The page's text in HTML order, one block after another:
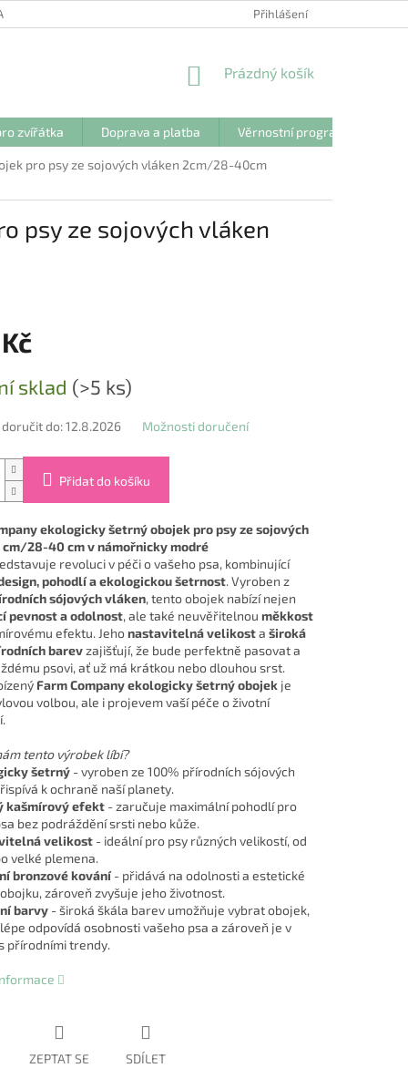
OSOBNÍCH ÚDAJŮ Přihlášení
NÁKUPNÍ
Prázdný košík
zvířátka Doprava a platba Věrnostní program
pro psy ze sojových vláken 2cm/28-40cm
psy ze sojových vláken
sklad (>5 ks)
do: 12.8.2026 Možnosti doručení
Přidat do košíku
ekologicky šetrný obojek pro psy ze sojových
28-40 cm v námořnicky modré
revoluci v péči o vašeho psa, kombinující
pohodlí a ekologickou šetrnost. Vyroben z
sójových vláken, tento obojek nabízí nejen
pevnost a odolnost, ale také neuvěřitelnou měkkost
efektu. Jehonastavitelná velikosta široká
barevzajišťují, že bude perfektně pasovat a
psovi, ať už má krátkou nebo dlouhou srst.
Farm Company ekologicky šetrný obojekje
volbou, ale i projevem vaší péče o životní
tento výrobek líbí?
šetrný- vyroben ze 100% přírodních sójových
k ochraně naší planety.
kašmírový efekt- zaručuje maximální pohodlí pro
bez podráždění srsti nebo kůže.
velikost- ideální pro psy různých velikostí, od
velké plemena.
bronzové kování- přidává na odolnosti a estetické
zároveň zvyšuje jeho životnost.
barvy- široká škála barev umožňuje vybrat obojek,
odpovídá osobnosti vašeho psa a zároveň je v
přírodními trendy.
ZEPTAT SE SDÍLET